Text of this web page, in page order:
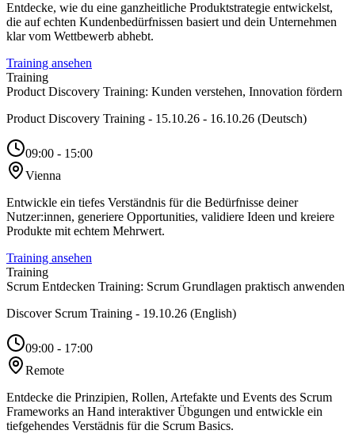
Entdecke, wie du eine ganzheitliche Produktstrategie entwickelst,
die auf echten Kundenbedürfnissen basiert und dein Unternehmen
klar vom Wettbewerb abhebt.
Training ansehen
Training
Product Discovery Training: Kunden verstehen, Innovation fördern
Product Discovery Training - 15.10.26 - 16.10.26 (Deutsch)
09:00 - 15:00
Vienna
Entwickle ein tiefes Verständnis für die Bedürfnisse deiner
Nutzer:innen, generiere Opportunities, validiere Ideen und kreiere
Produkte mit echtem Mehrwert.
Training ansehen
Training
Scrum Entdecken Training: Scrum Grundlagen praktisch anwenden
Discover Scrum Training - 19.10.26 (English)
09:00 - 17:00
Remote
Entdecke die Prinzipien, Rollen, Artefakte und Events des Scrum
Frameworks an Hand interaktiver Übgungen und entwickle ein
tiefgehendes Verstädnis für die Scrum Basics.